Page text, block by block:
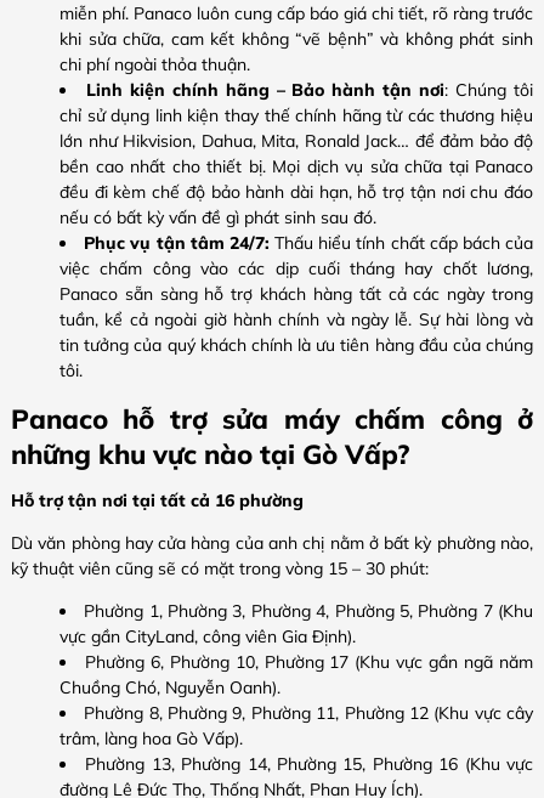
miễn phí. Panaco luôn cung cấp báo giá chi tiết, rõ ràng trước
khi sửa chữa, cam kết không “vẽ bệnh” và không phát sinh
chi phí ngoài thỏa thuận.
Linh kiện chính hãng – Bảo hành tận nơi: Chúng tôi
chỉ sử dụng linh kiện thay thế chính hãng từ các thương hiệu
lớn như Hikvision, Dahua, Mita, Ronald Jack… để đảm bảo độ
bền cao nhất cho thiết bị. Mọi dịch vụ sửa chữa tại Panaco
đều đi kèm chế độ bảo hành dài hạn, hỗ trợ tận nơi chu đáo
nếu có bất kỳ vấn đề gì phát sinh sau đó.
Phục vụ tận tâm 24/7: Thấu hiểu tính chất cấp bách của
việc chấm công vào các dịp cuối tháng hay chốt lương,
Panaco sẵn sàng hỗ trợ khách hàng tất cả các ngày trong
tuần, kể cả ngoài giờ hành chính và ngày lễ. Sự hài lòng và
tin tưởng của quý khách chính là ưu tiên hàng đầu của chúng
tôi.
Panaco hỗ trợ sửa máy chấm công ở
những khu vực nào tại Gò Vấp?
Hỗ trợ tận nơi tại tất cả 16 phường
Dù văn phòng hay cửa hàng của anh chị nằm ở bất kỳ phường nào,
kỹ thuật viên cũng sẽ có mặt trong vòng 15 – 30 phút:
Phường 1, Phường 3, Phường 4, Phường 5, Phường 7 (Khu
vực gần CityLand, công viên Gia Định).
Phường 6, Phường 10, Phường 17 (Khu vực gần ngã năm
Chuồng Chó, Nguyễn Oanh).
Phường 8, Phường 9, Phường 11, Phường 12 (Khu vực cây
trâm, làng hoa Gò Vấp).
Phường 13, Phường 14, Phường 15, Phường 16 (Khu vực
đường Lê Đức Thọ, Thống Nhất, Phan Huy Ích).